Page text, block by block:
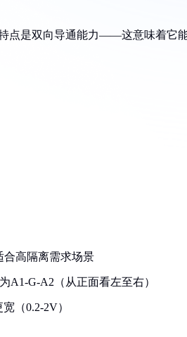
点是双向导通能力——这意味着它
合高隔离需求场景
A1-G-A2（从正面看左至右）
（0.2-2V）